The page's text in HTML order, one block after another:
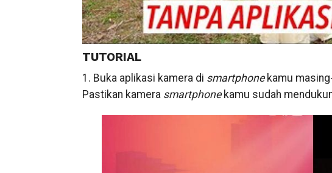
TUTORIAL
1. Buka aplikasi kamera di smartphonekamu
Pastikan kamera smartphonekamu sudah